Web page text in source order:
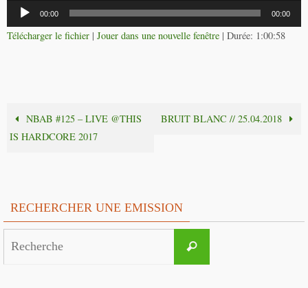
Lecteur
audio
00:00 00:00
Télécharger le fichier | Jouer dans une nouvelle fenêtre | Durée: 1:00:58
NBAB #125 – LIVE @THIS
IS HARDCORE 2017
BRUIT BLANC // 25.04.2018
RECHERCHER UNE EMISSION
Recherche